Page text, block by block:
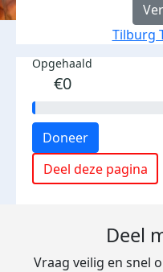
Tilburg
Opgehaald
€0
Doneer
Deel deze pagina
Deel
Vraag veilig en snel